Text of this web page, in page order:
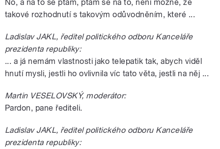
No, a na to se ptám, ptám se na to, není možné, že
takové rozhodnutí s takovým odůvodněním, které ...
Ladislav JAKL, ředitel politického odboru Kanceláře
prezidenta republiky:
... a já nemám vlastnosti jako telepatik tak, abych viděl
hnutí mysli, jestli ho ovlivnila víc tato věta, jestli na něj ...
Martin VESELOVSKÝ, moderátor:
Pardon, pane řediteli.
Ladislav JAKL, ředitel politického odboru Kanceláře
prezidenta republiky: